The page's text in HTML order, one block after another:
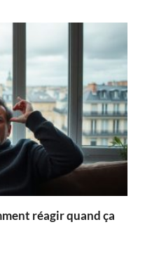
réagir quand ça